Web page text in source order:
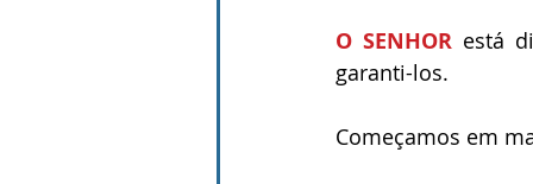
O SENHOR está
garanti-los.
Começamos em